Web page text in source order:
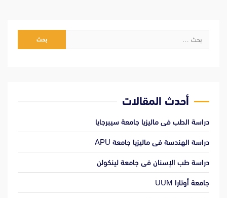
البحث
أحدث المقالات
دراسة الطب فى ماليزيا جامعة سيبرجايا
دراسة الهندسة فى ماليزيا جامعة APU
دراسة طب الإسنان فى جامعة لينكولن
جامعة أوتارا UUM